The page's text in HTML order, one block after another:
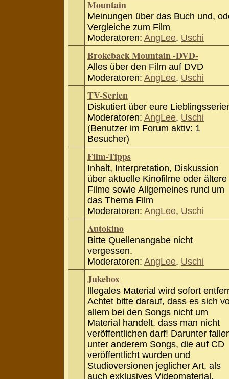
Mountain
Meinungen über das Buch und,
Vergleiche zum Film
Moderatoren: AngLee, Uschi
Brokeback Mountain -DVD-
Alles über den Film auf DVD
Moderatoren: AngLee, Uschi
TV-Serien
Diskutiert über eure
Moderatoren: AngLee, Uschi
(Benutzer im Forum aktiv: 1
Besucher)
Film-Tipps
Inhalt, Interpretation, Diskussion
über aktuelle Kinofilme oder ältere
Filme sowie Allgemeines rund um
das Thema Film
Moderatoren: AngLee, Uschi
Autokino
Bitte Quellenangabe nicht
vergessen.
Moderatoren: AngLee, Uschi
Jukebox
lllegales Material wird sofort
Achtet bitte darauf, dass es sich
allem bei den Songs nicht um
Material handelt, dass man nicht
veröffentlichen darf! Darunter
unter anderem Songs, die auf CD
veröffentlicht wurden und
Studioversionen jeglicher Art, als
auch exklusives Videomaterial.